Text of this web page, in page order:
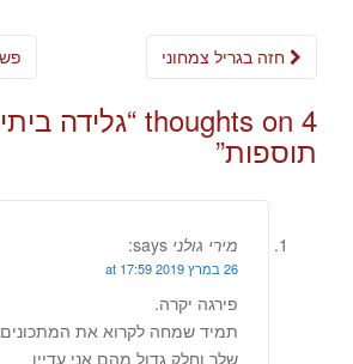
4 thoughts on “ גלידה
תוספות”
מירי גולני says:
26 במרץ 2019 at 17:59
פירגה יקרה.
תמיד שמחה לקרוא את המתכונים
שלך וחלק גדול מהם אני עדיין